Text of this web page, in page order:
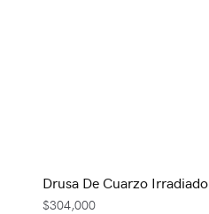
Drusa De Cuarzo Irradiado
$304,000